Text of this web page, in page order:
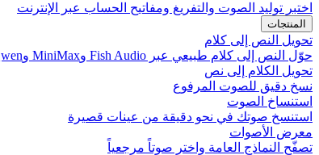
اختبر توليد الصوت والتفريغ ومفاتيح الحساب عبر الإنترنت
المنتجات
تحويل النص إلى كلام
حوّل النص إلى كلام طبيعي عبر Fish Audio وMiniMax وQwen وغيرها
تحويل الكلام إلى نص
نسخ دقيق للصوت المرفوع
استنساخ الصوت
استنسخ صوتك في نحو دقيقة من عينات قصيرة
معرض الأصوات
تصفّح النماذج العامة واختر صوتاً مرجعياً